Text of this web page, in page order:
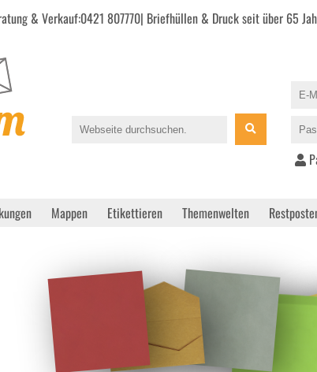
& Verkauf:0421 807770| Briefhüllen & Druck seit über 65
Mappen Etikettieren Themenwelten